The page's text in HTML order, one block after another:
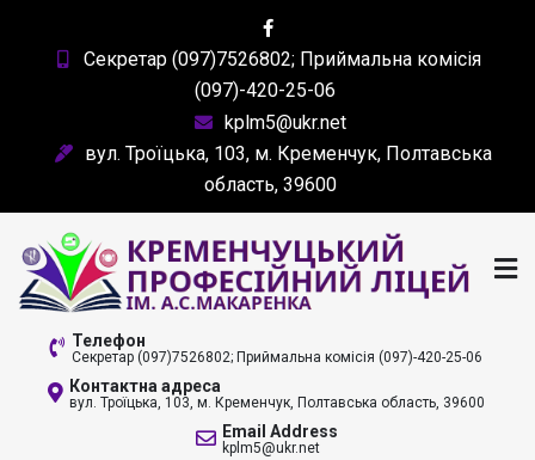
content
Секретар (097)7526802; Приймальна комісія
(097)-420-25-06
kplm5@ukr.net
вул. Троїцька, 103, м. Кременчук, Полтавська
область, 39600
КРЕМЕНЧУЦЬКИЙ
ПРОФЕСІЙНИЙ ЛІЦЕЙ
ІМ. А. С. МАКАРЕНКА
Телефон
Секретар (097)7526802; Приймальна комісія (097)-420-25-06
Контактна адреса
вул. Троїцька, 103, м. Кременчук, Полтавська область, 39600
Email Address
kplm5@ukr.net